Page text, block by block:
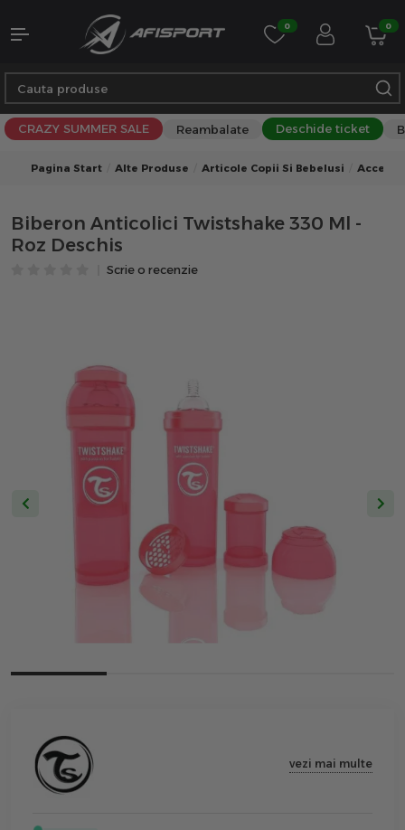
0 0
CRAZY SUMMER SALE Reambalate Deschide ticket
Pagina Start Alte Produse Articole Copii Si Bebelusi
Biberon Anticolici Twistshake 330 Ml -
Roz Deschis
Scrie o recenzie
vezi mai multe